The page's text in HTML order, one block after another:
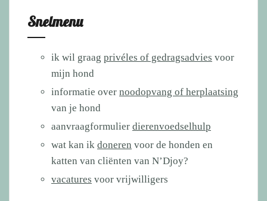
Snelmenu
ik wil graag privéles of gedragsadvies voor
mijn hond
informatie over noodopvang of herplaatsing
van je hond
aanvraagformulier dierenvoedselhulp
wat kan ik doneren voor de honden en
katten van cliënten van N’Djoy?
vacatures voor vrijwilligers